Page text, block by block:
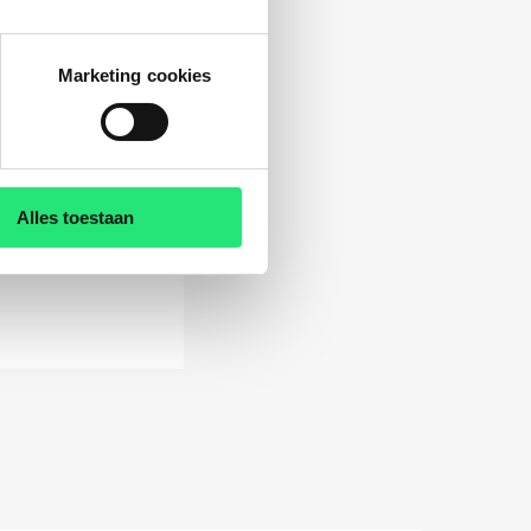
Marketing cookies
Alles toestaan